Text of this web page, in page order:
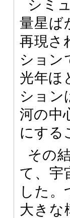
シミ
量星ば
再現さ
ション
光年ほ
ション
河の中
にする
その
て、宇
した
大きな